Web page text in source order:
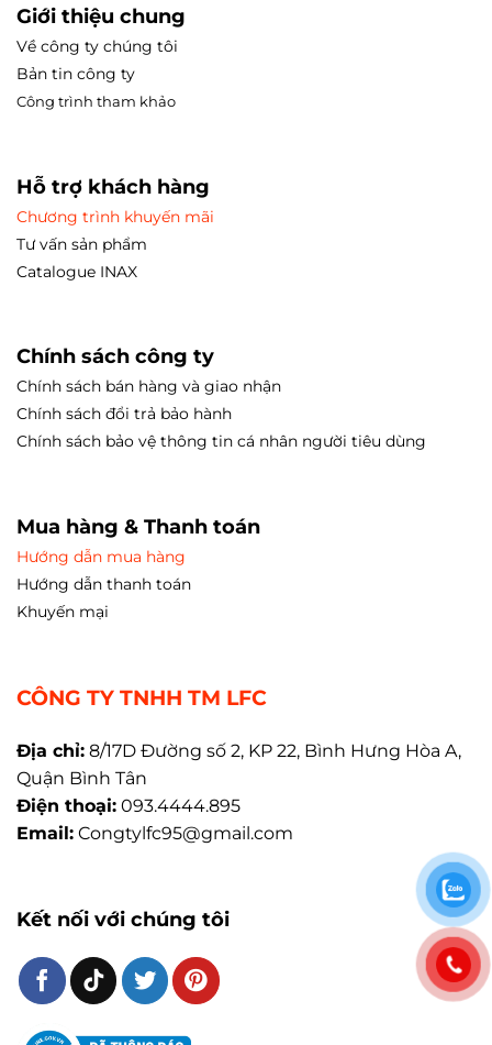
Giới thiệu chung
Về công ty chúng tôi
Bản tin công ty
Công trình tham khảo
Hỗ trợ khách hàng
Chương trình khuyến mãi
Tư vấn sản phẩm
Catalogue INAX
Chính sách công ty
Chính sách bán hàng và giao nhận
Chính sách đổi trả bảo hành
Chính sách bảo vệ thông tin cá nhân người tiêu dùng
Mua hàng & Thanh toán
Hướng dẫn mua hàng
Hướng dẫn thanh toán
Khuyến mại
CÔNG TY TNHH TM LFC
Địa chỉ: 8/17D Đường số 2, KP 22, Bình Hưng Hòa A,
Quận Bình Tân
Điện thoại: 093.4444.895
Email: Congtylfc95@gmail.com
Kết nối với chúng tôi